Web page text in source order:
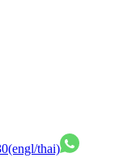
(engl/thai)